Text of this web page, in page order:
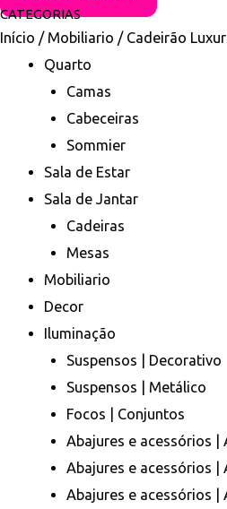
CATEGORIAS
Início / Mobiliario / Cadeirão
Quarto
Camas
Cabeceiras
Sommier
Sala de Estar
Sala de Jantar
Cadeiras
Mesas
Mobiliario
Decor
Iluminação
Suspensos | Decorativo
Suspensos | Metálico
Focos | Conjuntos
Abajures e acessórios |
Abajures e acessórios |
Abajures e acessórios |